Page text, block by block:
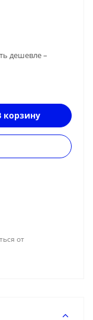
дешевле –
корзину
от